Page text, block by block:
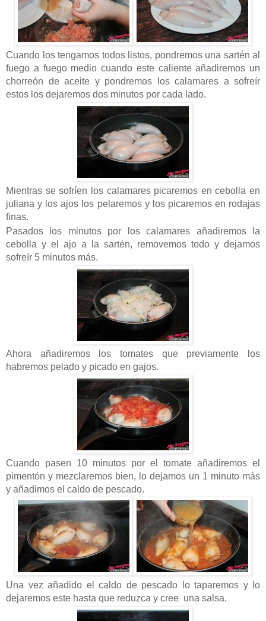
Cuando los tengamos todos listos, pondremos una sartén al
fuego a fuego medio cuando este caliente añadiremos un
chorreón de aceite y pondremos los calamares a sofreír
estos los dejaremos dos minutos por cada lado.
Mientras se sofríen los calamares picaremos en cebolla en
juliana y los ajos los pelaremos y los picaremos en rodajas
finas.
Pasados los minutos por los calamares añadiremos la
cebolla y el ajo a la sartén, removemos todo y dejamos
sofreír 5 minutos más.
Ahora añadiremos los tomates que previamente los
habremos pelado y picado en gajos.
Cuando pasen 10 minutos por el tomate añadiremos el
pimentón y mezclaremos bien, lo dejamos un 1 minuto más
y añadimos el caldo de pescado.
Una vez añadido el caldo de pescado lo taparemos y lo
dejaremos este hasta que reduzca y cree una salsa.